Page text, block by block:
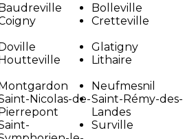
Bolleville
Cretteville
Glatigny
Lithaire
Neufmesnil
Nicolas-de-Saint-Rémy-des-
Landes
Surville